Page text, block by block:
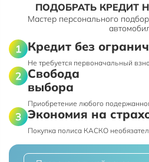
ПОДОБРАТЬ КРЕДИТ
Мастер персонального
Кредит без
Не требуется первоначальный
Свобода
выбора
Приобретение любого
Экономия на
Покупка полиса КАСКО